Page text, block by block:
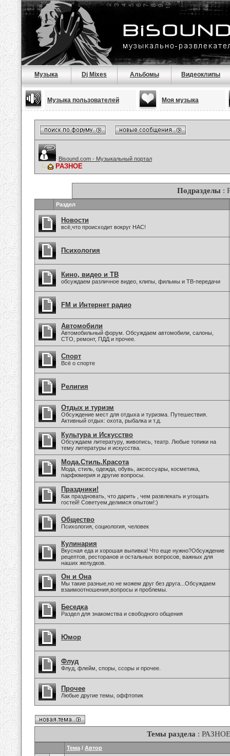
Музыка Dj Mixes Альбомы Видеоклипы
Музыка пользователей Моя музыка
Bisound.com - Музыкальный портал
РАЗНОЕ
Подразделы :
Раздел
Новости
всё,что происходит вокруг НАС!
Психология
Кино, видео и ТВ
обсуждаем различное видео, клипы, фильмы и ТВ-передачи
FM и Интернет радио
Автомобили
Автомобильный форум. Обсуждаем автомобили, салоны,
СТО, ремонт, ПДД и прочее.
Спорт
Всё о спорте
Религия
Отдых и туризм
Обсуждение мест для отдыха и туризма. Путешествия.
Активный отдых: охота, рыбалка и т.д.
Культура и Искусство
Обсуждаем литературу, живопись, театр. Любые топики на
тему литературы и искусства.
Мода.Стиль.Красота
Мода, стиль, одежда, обувь, аксессуары, косметика,
парфюмерия и другие вопросы.
Праздники!
Как праздновать, что дарить , чем развлекать и угощать
гостей! Советуем,делимся опытом!:)
Общество
Психология, социология, человек
Кулинария
Вкусная еда и хорошая выпивка! Что еще нужно?Обсуждение
рецептов, ресторанов и остальных вопросов, важных для
наших желудков.
Он и Она
Мы такие разные,но не можем друг без друга...Обсуждаем
взаимоотношения,вопросы и проблемы.
Беседка
Раздел для знакомства и свободного общения
Юмор
Флуд
Флуд, флейм, споры, ссоры и прочее.
Прочее
Любые другие темы, оффтопик
Темы раздела : РАЗНОЕ
Тема / Автор